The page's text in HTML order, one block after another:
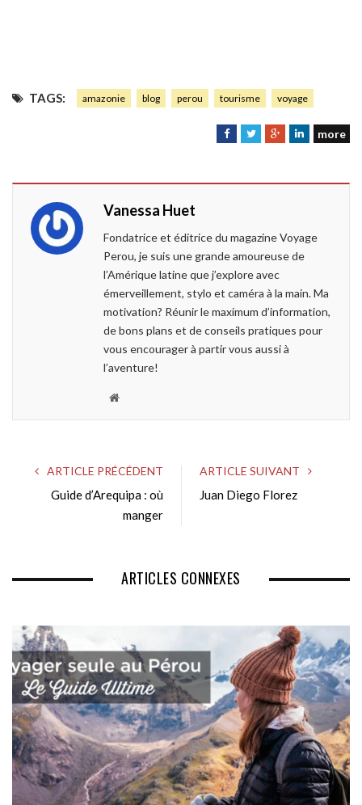
TAGS: amazonie blog perou tourisme voyage
F
o
k
T
r
G
+
L
I
n
more
Vanessa Huet
Fondatrice et éditrice du magazine Voyage
Perou, je suis une grande amoureuse de
l’Amérique latine que j’explore avec
émerveillement, stylo et caméra à la main. Ma
motivation? Réunir le maximum d’information,
de bons plans et de conseils pratiques pour
vous encourager à partir vous aussi à
l’aventure!
W
i
t
e
ARTICLE PRÉCÉDENT
Guide d’Arequipa : où
manger
ARTICLE SUIVANT
Juan Diego Florez
ARTICLES CONNEXES